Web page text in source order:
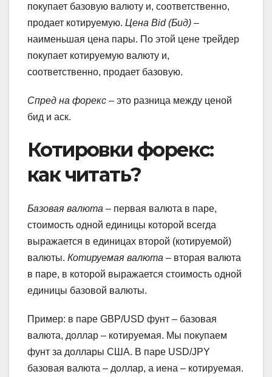
покупает базовую валюту и, соответственно,
продает котируемую. Цена Bid (Бид) –
наименьшая цена пары. По этой цене трейдер
покупает котируемую валюту и,
соответственно, продает базовую.
Спред на форекс – это разница между ценой
бид и аск.
Котировки форекс:
как читать?
Базовая валюта – первая валюта в паре,
стоимость одной единицы которой всегда
выражается в единицах второй (котируемой)
валюты. Котируемая валюта – вторая валюта
в паре, в которой выражается стоимость одной
единицы базовой валюты.
Пример: в паре GBP/USD фунт – базовая
валюта, доллар – котируемая. Мы покупаем
фунт за доллары США. В паре USD/JPY
базовая валюта – доллар, а иена – котируемая.